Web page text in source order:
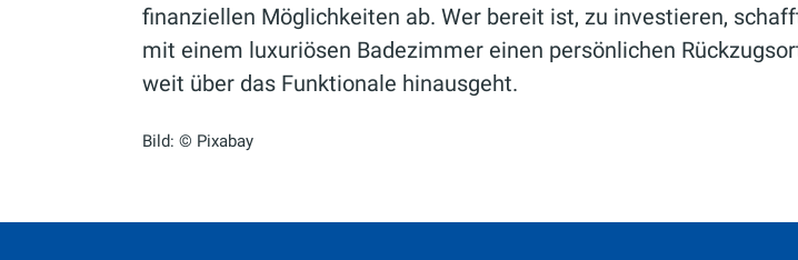
finanziellen Möglichkeiten ab. Wer bereit ist, zu investieren,
mit einem luxuriösen Badezimmer einen persönlichen
weit über das Funktionale hinausgeht.
Bild: © Pixabay